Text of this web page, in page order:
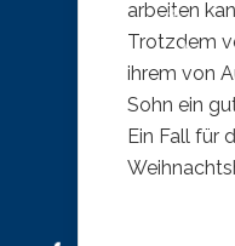
arbeiten
Trotzdem
ihrem von
Sohn ein
Ein Fall für